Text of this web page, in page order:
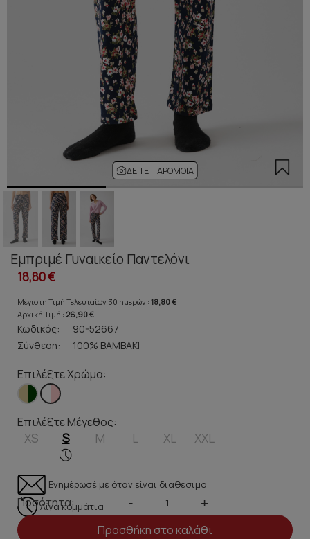
ΔΕΊΤΕ ΠΑΡΌΜΟΙΑ
Εμπριμέ Γυναικείο Παντελόνι
18,80 €
Μέγιστη Τιμή Τελευταίων 30 ημερών : 18,80 €
Αρχική Τιμή : 26,90 €
Κωδικός:
90-52667
Σύνθεση:
100% ΒΑΜΒΑΚΙ
Επιλέξτε Χρώμα:
Επιλέξτε Μέγεθος:
XS S M L XL XXL
Ενημέρωσέ με όταν είναι διαθέσιμο
Λίγα κομμάτια
Ποσότητα: - +
Προσθήκη στο καλάθι